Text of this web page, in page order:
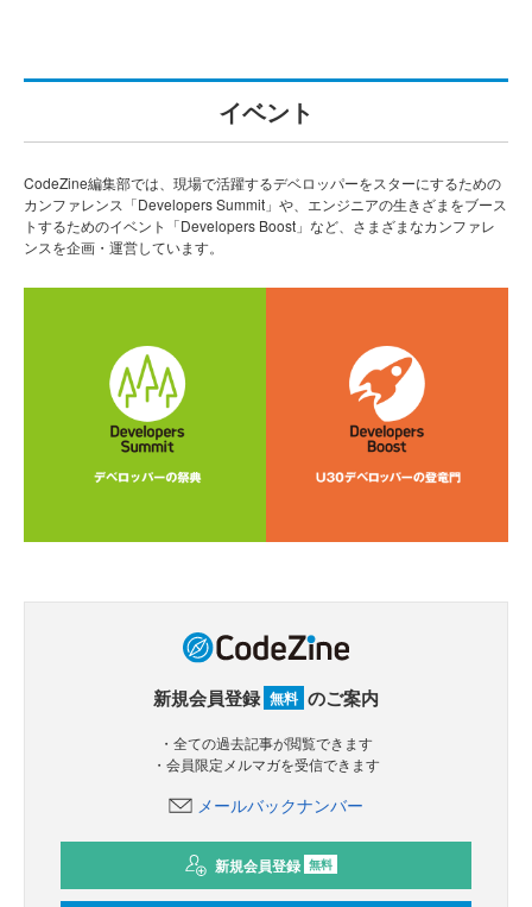
イベント
CodeZine編集部では、現場で活躍するデベロッパーをスターにするための
カンファレンス「Developers Summit」や、エンジニアの生きざまをブース
トするためのイベント「Developers Boost」など、さまざまなカンファレ
ンスを企画・運営しています。
新規会員登録 無料 のご案内
・全ての過去記事が閲覧できます
・会員限定メルマガを受信できます
メールバックナンバー
新規会員登録 無料